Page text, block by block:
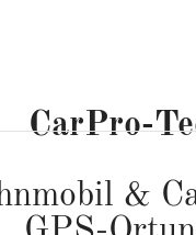
CarPro-
&